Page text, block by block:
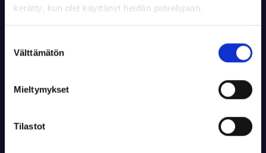
kerätty, kun olet käyttänyt heidän palvelujaan.
valinta
Välttämätön
Mieltymykset
Tilastot
5 kerran kortti / B2rata + taulu + ase
292,00 €